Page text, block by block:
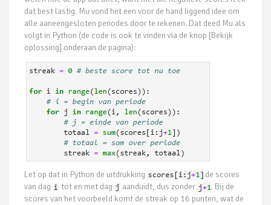
dat best lastig. Mu vond het een voor de hand liggend idee om
alle aaneengesloten periodes door te rekenen. Dat deed Mu als
volgt in Python (de code is ook te vinden via de knop [Bekijk
oplossing] onderaan de pagina):
Let op dat in Python de uitdrukking
de scores
van dag
tot en met dag aanduidt, dus zonder
. Bij de
scores van het voorbeeld komt de streak op 16 punten, wat de